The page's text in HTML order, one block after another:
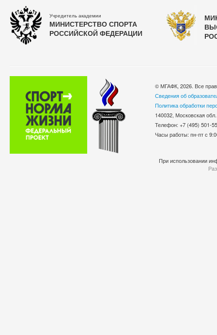
Учредитель академии
МИНИСТЕРСТВО СПОРТА
РОССИЙСКОЙ ФЕДЕРАЦИИ
© МГАФК, 2026. Все
Сведения об
Политика обработки
140032, Московская
Телефон: +7 (495)
Часы работы: пн-пт с
При использовании